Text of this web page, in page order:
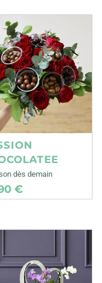
dès demain
€